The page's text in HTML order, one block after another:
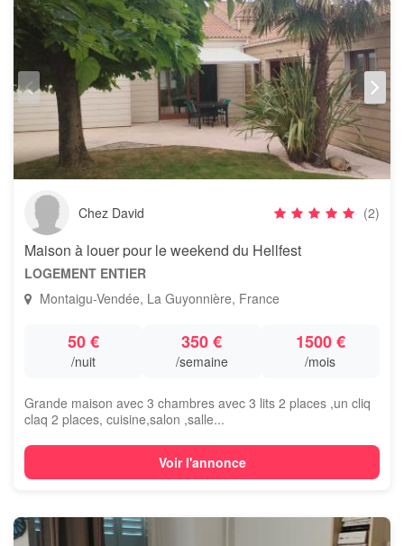
Chez David (2)
Maison à louer pour le weekend du Hellfest
LOGEMENT ENTIER
Montaigu-Vendée, La Guyonnière, France
50 €
/nuit
350 €
/semaine
1500 €
/mois
Grande maison avec 3 chambres avec 3 lits 2 places ,un cliq
claq 2 places, cuisine,salon ,salle...
Voir l'annonce